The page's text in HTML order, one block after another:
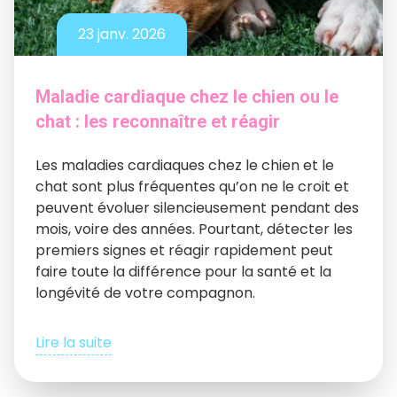
23 janv. 2026
Maladie cardiaque chez le chien ou le
chat : les reconnaître et réagir
Les maladies cardiaques chez le chien et le
chat sont plus fréquentes qu’on ne le croit et
peuvent évoluer silencieusement pendant des
mois, voire des années. Pourtant, détecter les
premiers signes et réagir rapidement peut
faire toute la différence pour la santé et la
longévité de votre compagnon.
Lire la suite